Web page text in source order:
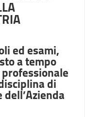
ed esami,
a tempo
di